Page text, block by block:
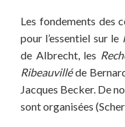
Les fondements des
pour l’essentiel sur le
de Albrecht, les
Ribeauvilléde
Jacques Becker. De
sont organisées